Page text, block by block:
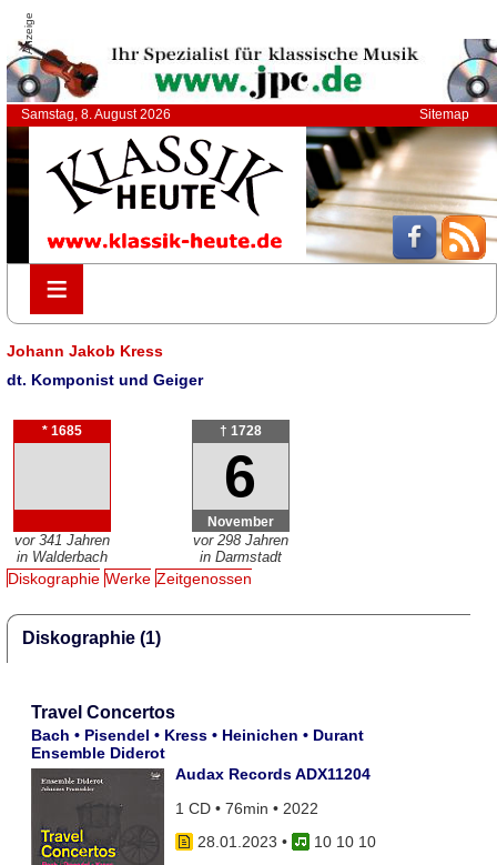
Anzeige
Samstag, 8. August 2026 Sitemap
≡
≡
Johann Jakob Kress
dt. Komponist und Geiger
* 1685
vor 341 Jahren
in Walderbach
† 1728
6
November
vor 298 Jahren
in Darmstadt
Diskographie Werke Zeitgenossen
Diskographie (1)
Travel Concertos
Bach • Pisendel • Kress • Heinichen • Durant
Ensemble Diderot
Audax Records ADX11204
1 CD • 76min • 2022
28.01.2023 •
10 10 10